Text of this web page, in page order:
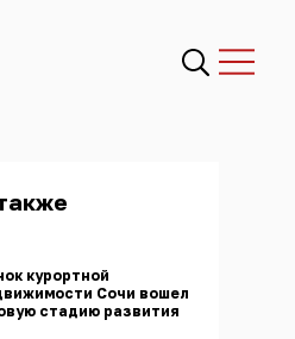
курортной
Сочи вошел
стадию развития